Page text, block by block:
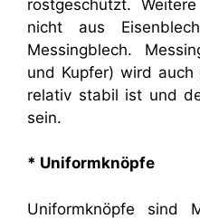
rostgeschützt.
nicht aus
Messingblech.
und Kupfer) wird
relativ stabil ist und
sein.
* Uniformknöpfe
Uniformknöpfe sind